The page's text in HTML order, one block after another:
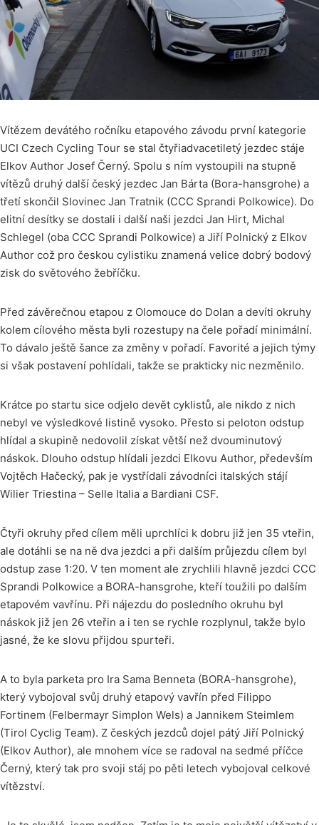
Vítězem devátého ročníku etapového závodu první kategorie
UCI Czech Cycling Tour se stal čtyřiadvacetiletý jezdec stáje
Elkov Author Josef Černý. Spolu s ním vystoupili na stupně
vítězů druhý další český jezdec Jan Bárta (Bora-hansgrohe) a
třetí skončil Slovinec Jan Tratnik (CCC Sprandi Polkowice). Do
elitní desítky se dostali i další naši jezdci Jan Hirt, Michal
Schlegel (oba CCC Sprandi Polkowice) a Jiří Polnický z Elkov
Author což pro českou cylistiku znamená velice dobrý bodový
zisk do světového žebříčku.
Před závěrečnou etapou z Olomouce do Dolan a devíti okruhy
kolem cílového města byli rozestupy na čele pořadí minimální.
To dávalo ještě šance za změny v pořadí. Favorité a jejich týmy
si však postavení pohlídali, takže se prakticky nic nezměnilo.
Krátce po startu sice odjelo devět cyklistů, ale nikdo z nich
nebyl ve výsledkové listině vysoko. Přesto si peloton odstup
hlídal a skupině nedovolil získat větší než dvouminutový
náskok. Dlouho odstup hlídali jezdci Elkovu Author, především
Vojtěch Hačecký, pak je vystřídali závodníci italských stájí
Wilier Triestina – Selle Italia a Bardiani CSF.
Čtyři okruhy před cílem měli uprchlíci k dobru již jen 35 vteřin,
ale dotáhli se na ně dva jezdci a při dalším průjezdu cílem byl
odstup zase 1:20. V ten moment ale zrychlili hlavně jezdci CCC
Sprandi Polkowice a BORA-hansgrohe, kteří toužili po dalším
etapovém vavřínu. Při nájezdu do posledního okruhu byl
náskok již jen 26 vteřin a i ten se rychle rozplynul, takže bylo
jasné, že ke slovu přijdou spurteři.
A to byla parketa pro Ira Sama Benneta (BORA-hansgrohe),
který vybojoval svůj druhý etapový vavřín před Filippo
Fortinem (Felbermayr Simplon Wels) a Jannikem Steimlem
(Tirol Cyclig Team). Z českých jezdců dojel pátý Jiří Polnický
(Elkov Author), ale mnohem více se radoval na sedmé příčce
Černý, který tak pro svoji stáj po pěti letech vybojoval celkové
vítězství.